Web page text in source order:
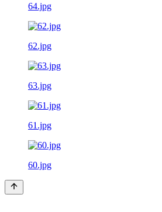
64.jpg
62.jpg
63.jpg
61.jpg
60.jpg